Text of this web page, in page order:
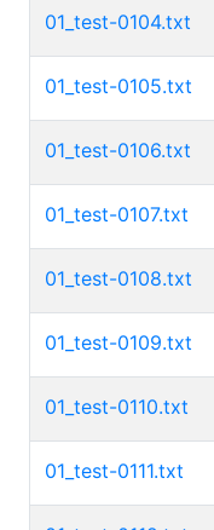
01_test-0104.txt
01_test-0105.txt
01_test-0106.txt
01_test-0107.txt
01_test-0108.txt
01_test-0109.txt
01_test-0110.txt
01_test-0111.txt